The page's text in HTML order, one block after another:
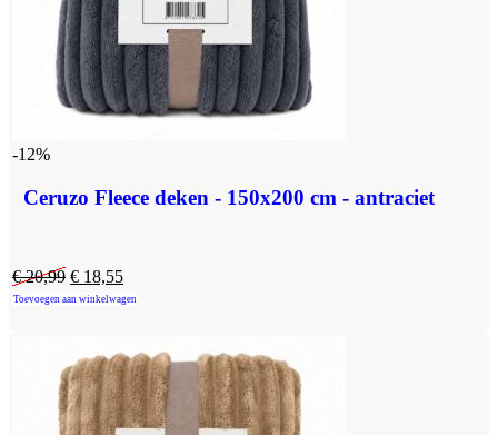
-12%
Ceruzo Fleece deken - 150x200 cm - antraciet
€20,99 € 18,55
Toevoegen aan winkelwagen